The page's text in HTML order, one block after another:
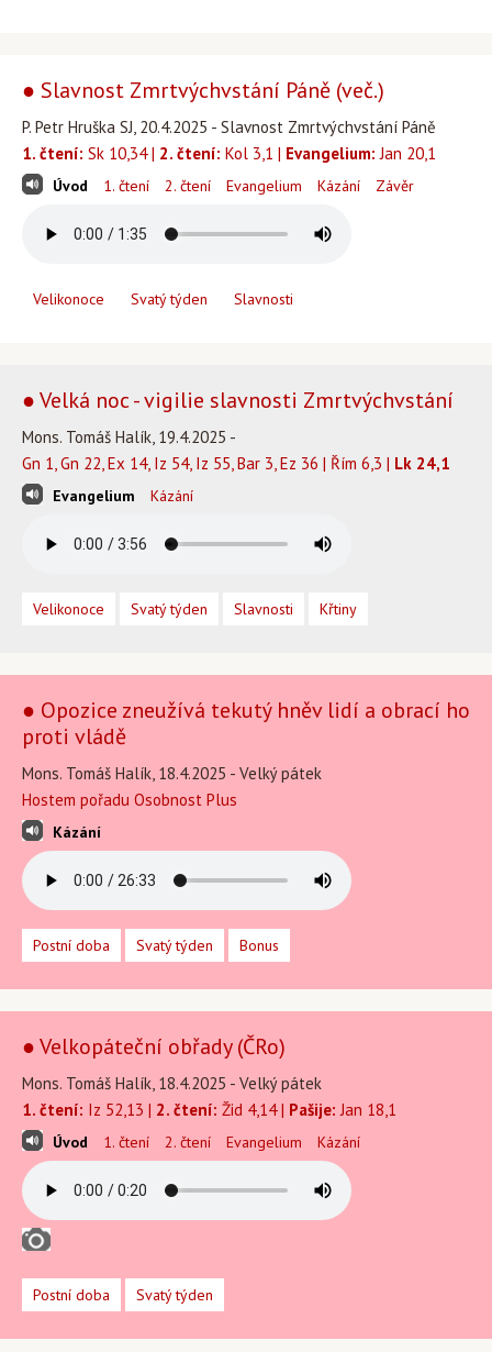
● Slavnost Zmrtvýchvstání Páně (več.)
P. Petr Hruška SJ, 20.4.2025 - Slavnost Zmrtvýchvstání Páně
1. čtení: Sk 10,34 | 2. čtení: Kol 3,1 | Evangelium: Jan 20,1
Úvod 1. čtení 2. čtení Evangelium Kázání Závěr
Velikonoce Svatý týden Slavnosti
● Velká noc - vigilie slavnosti Zmrtvýchvstání
Mons. Tomáš Halík, 19.4.2025 -
Gn 1, Gn 22, Ex 14, Iz 54, Iz 55, Bar 3, Ez 36 | Řím 6,3 | Lk 24,1
Evangelium Kázání
Velikonoce Svatý týden Slavnosti Křtiny
● Opozice zneužívá tekutý hněv lidí a obrací ho
proti vládě
Mons. Tomáš Halík, 18.4.2025 - Velký pátek
Hostem pořadu Osobnost Plus
Kázání
Postní doba Svatý týden Bonus
● Velkopáteční obřady (ČRo)
Mons. Tomáš Halík, 18.4.2025 - Velký pátek
1. čtení: Iz 52,13 | 2. čtení: Žid 4,14 | Pašije: Jan 18,1
Úvod 1. čtení 2. čtení Evangelium Kázání
Postní doba Svatý týden